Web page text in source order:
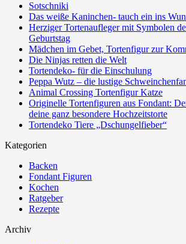
Sotschniki
Das weiße Kaninchen- tauch ein ins
Herziger Tortenaufleger mit Symbolen
Geburtstag
Mädchen im Gebet, Tortenfigur zur
Die Ninjas retten die Welt
Tortendeko- für die Einschulung
Peppa Wutz – die lustige
Animal Crossing Tortenfigur Katze
Originelle Tortenfiguren aus Fondant:
deine ganz besondere Hochzeitstorte
Tortendeko Tiere „Dschungelfieber“
Kategorien
Backen
Fondant Figuren
Kochen
Ratgeber
Rezepte
Archiv